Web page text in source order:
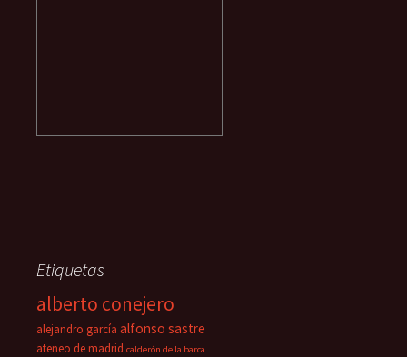
Etiquetas
alberto conejero
alejandro garcía alfonso sastre
ateneo de madrid calderón de la barca